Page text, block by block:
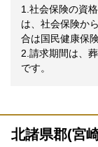
1.社会保険の資
は、社会保険か
合は国民健康保
2.請求期間は、
です。
北諸県郡(宮